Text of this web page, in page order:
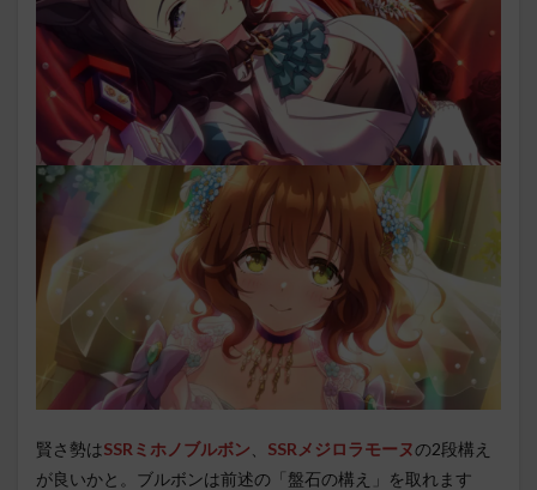
賢さ勢はSSRミホノブルボン SSRメジロラモーヌの2段構え
が良いかと。ブルボンは前述の「盤石の構え」を取れます